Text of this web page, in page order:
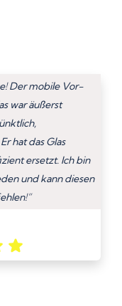
Der mobile Vor-
war äußerst
hat das Glas
ersetzt. Ich bin
und kann diesen